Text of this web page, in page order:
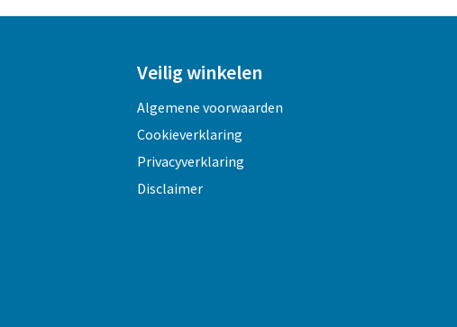
Veilig winkelen
Algemene voorwaarden
Cookieverklaring
Privacyverklaring
Disclaimer